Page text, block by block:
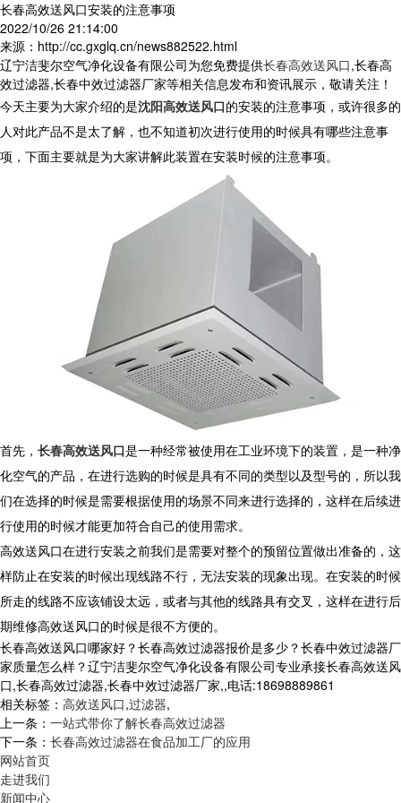
长春高效送风口安装的注意事项
2022/10/26 21:14:00
来源：http://cc.gxglq.cn/news882522.html
辽宁洁斐尔空气净化设备有限公司为您免费提供长春高效送风口,长春高
效过滤器,长春中效过滤器厂家等相关信息发布和资讯展示，敬请关注！
今天主要为大家介绍的是沈阳高效送风口的安装的注意事项，或许很多的
人对此产品不是太了解，也不知道初次进行使用的时候具有哪些注意事
项，下面主要就是为大家讲解此装置在安装时候的注意事项。
首先， 长春高效送风口是一种经常被使用在工业环境下的装置，是一种净
化空气的产品，在进行选购的时候是具有不同的类型以及型号的，所以我
们在选择的时候是需要根据使用的场景不同来进行选择的，这样在后续进
行使用的时候才能更加符合自己的使用需求。
高效送风口在进行安装之前我们是需要对整个的预留位置做出准备的，这
样防止在安装的时候出现线路不行，无法安装的现象出现。在安装的时候
所走的线路不应该铺设太远，或者与其他的线路具有交叉，这样在进行后
期维修高效送风口的时候是很不方便的。
长春高效送风口哪家好？长春高效过滤器报价是多少？长春中效过滤器厂
家质量怎么样？辽宁洁斐尔空气净化设备有限公司专业承接长春高效送风
口,长春高效过滤器,长春中效过滤器厂家,,电话:18698889861
相关标签： 高效送风口,过滤器,
上一条： 一站式带你了解长春高效过滤器
下一条： 长春高效过滤器在食品加工厂的应用
网站首页
走进我们
新闻中心